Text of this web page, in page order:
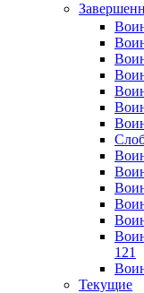
121
Текущие